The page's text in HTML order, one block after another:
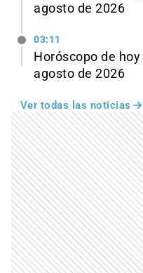
agosto de 2026
03:11
Horóscopo de
agosto de 2026
Ver todas las noticias